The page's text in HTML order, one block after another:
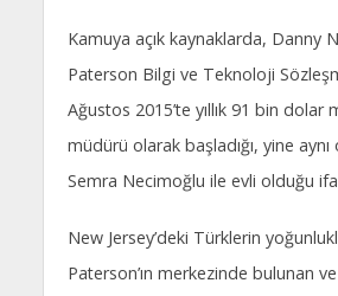
Kamuya açık kaynaklarda, Danny
Paterson Bilgi ve Teknoloji
Ağustos 2015’te yıllık 91 bin dolar
müdürü olarak başladığı, yine aynı
Semra Necimoğlu ile evli olduğu
New Jersey’deki Türklerin
Paterson’ın merkezinde bulunan